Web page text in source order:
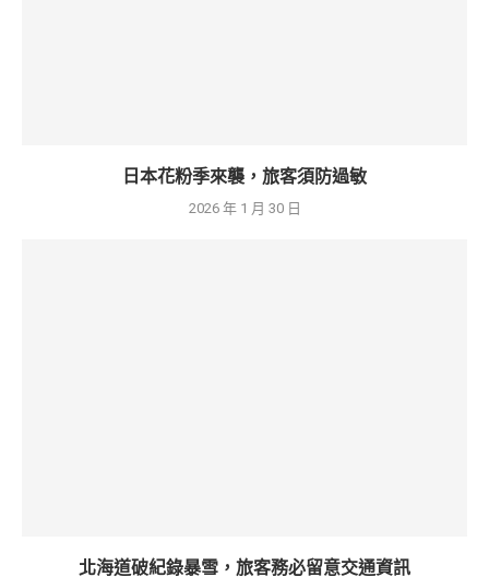
日本花粉季來襲，旅客須防過敏
2026 年 1 月 30 日
北海道破紀錄暴雪，旅客務必留意交通資訊